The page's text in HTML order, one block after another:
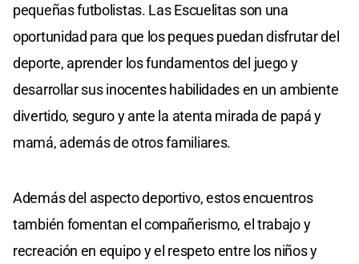
pequeñas futbolistas. Las Escuelitas son una
oportunidad para que los peques puedan disfrutar del
deporte, aprender los fundamentos del juego y
desarrollar sus inocentes habilidades en un ambiente
divertido, seguro y ante la atenta mirada de papá y
mamá, además de otros familiares.
Además del aspecto deportivo, estos encuentros
también fomentan el compañerismo, el trabajo y
recreación en equipo y el respeto entre los niños y